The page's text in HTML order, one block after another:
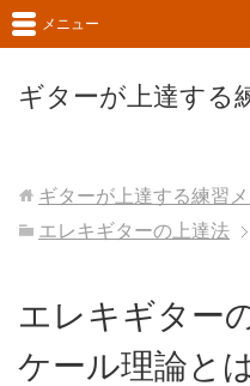
ギターが上達する
メニュー
ギターが上達する練習
エレキギターの上達法
エレキギター
ケール理論と